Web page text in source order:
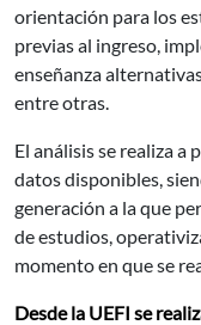
orientación para los
previas al ingreso,
enseñanza
entre otras.
El análisis se realiza a
datos disponibles,
generación a la que
de estudios,
momento en que se
Desde la UEFI se